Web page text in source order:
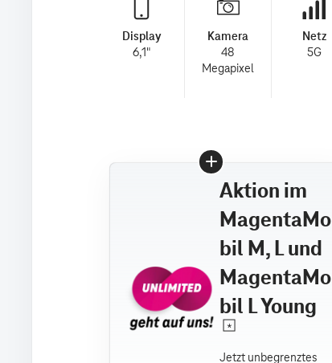
Display
6,1"
Kamera
48
Megapixel
Netz
5G
Aktion im
MagentaMo
bil M, L und
MagentaMo
bil L Young